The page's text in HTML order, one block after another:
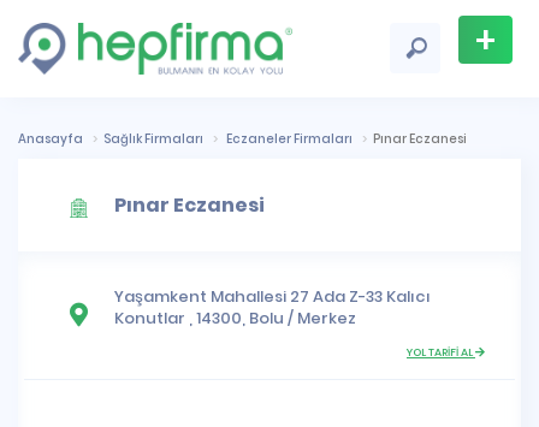
+
Anasayfa Sağlık Firmaları Eczaneler Firmaları Pınar Eczanesi
Pınar Eczanesi
Yaşamkent Mahallesi 27 Ada Z-33 Kalıcı
Konutlar , 14300, Bolu / Merkez
YOL TARİFİ AL